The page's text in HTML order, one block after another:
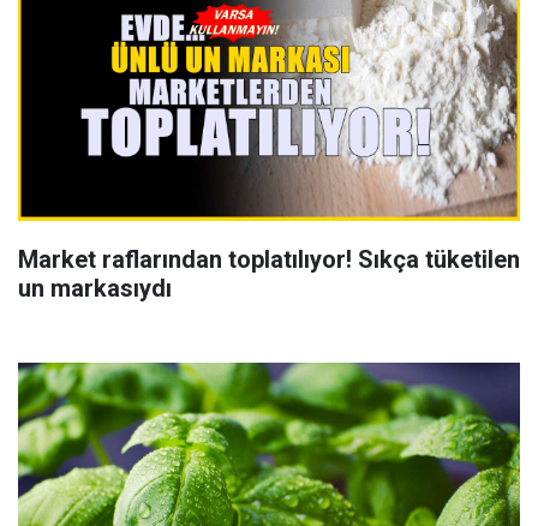
Market raflarından toplatılıyor! Sıkça tüketilen
un markasıydı